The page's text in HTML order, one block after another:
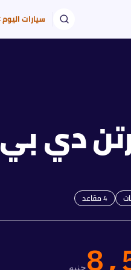
سيارات اليوم
دي بي 11
4مقاعد
جنيه